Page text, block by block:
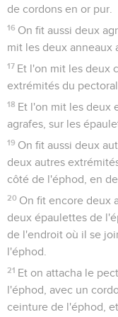
de cordons en or pur.
16 On fit aussi deux
mit les deux anneaux
17 Et l'on mit les deux
extrémités du pectoral.
18 Et l'on mit les deux
agrafes, sur les
19 On fit aussi deux
deux autres
côté de l'éphod, en
20 On fit encore deux
deux épaulettes de
de l'endroit où il se
l'éphod.
21 Et on attacha le
l'éphod, avec un
ceinture de l'éphod,